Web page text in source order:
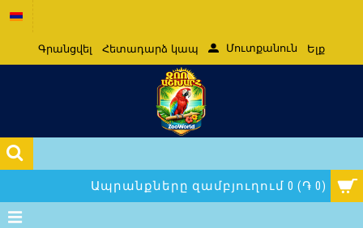
Գրանցվել Հետադարձ կապ Մուտքանուն Ելք
Ապրանքները զամբյուղում 0 (֏ 0)